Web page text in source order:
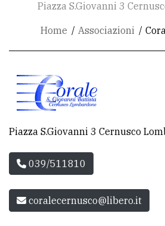
La
redazione
Scrivici
la
pubblicità
Piazza S.Giovanni 3
Home Associazioni
Piazza S.Giovanni 3 Cernusco
039/511810
coralecernusco@libero.it